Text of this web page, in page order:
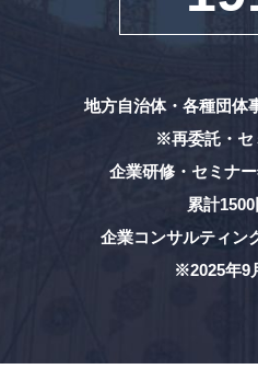
地方自治体・各種団
※再委託・セ
企業研修・セミナ
累計
企業コンサルティ
※2025年9